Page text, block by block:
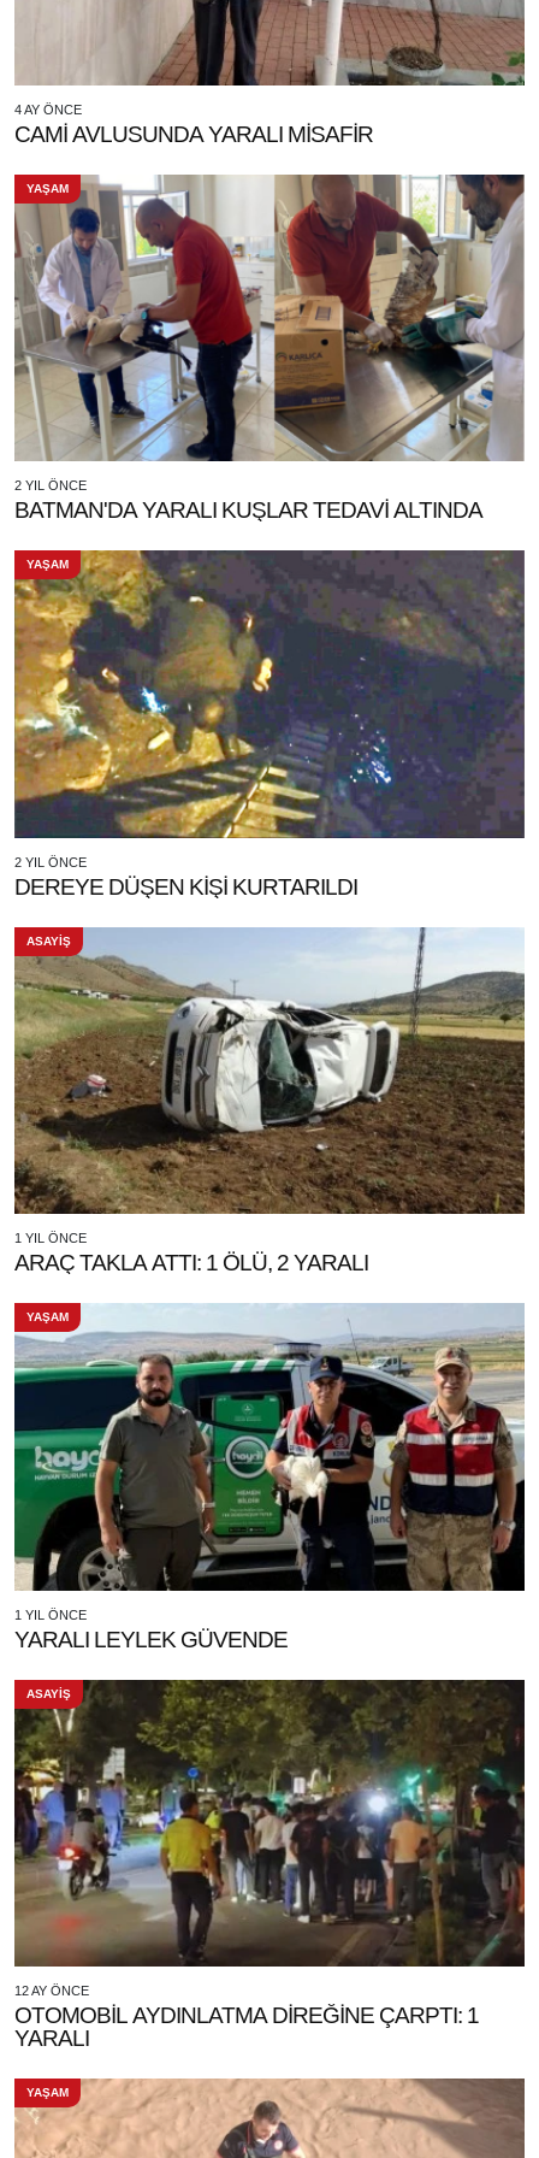
4 AY ÖNCE
CAMİ AVLUSUNDA YARALI MİSAFİR
YAŞAM
2 YIL ÖNCE
BATMAN'DA YARALI KUŞLAR TEDAVİ ALTINDA
YAŞAM
2 YIL ÖNCE
DEREYE DÜŞEN KİŞİ KURTARILDI
ASAYİŞ
1 YIL ÖNCE
ARAÇ TAKLA ATTI: 1 ÖLÜ, 2 YARALI
YAŞAM
1 YIL ÖNCE
YARALI LEYLEK GÜVENDE
ASAYİŞ
12 AY ÖNCE
OTOMOBİL AYDINLATMA DİREĞİNE ÇARPTI: 1
YARALI
YAŞAM